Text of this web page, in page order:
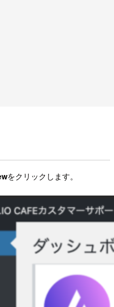
をクリックします。